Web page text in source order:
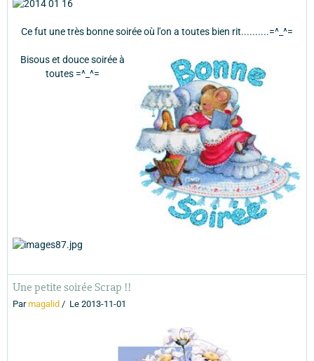
Ce fut une très bonne soirée où l'on a toutes bien rit..........=^_^=
Bisous et douce soirée à
toutes =^_^=
Une petite soirée Scrap !!
Parmagalid Le 2013-11-01